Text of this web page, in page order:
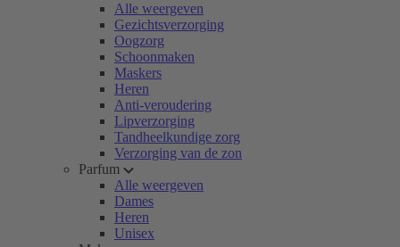
Alle weergeven
Gezichtsverzorging
Oogzorg
Schoonmaken
Maskers
Heren
Anti-veroudering
Lipverzorging
Tandheelkundige zorg
Verzorging van de zon
Parfum
Alle weergeven
Dames
Heren
Unisex